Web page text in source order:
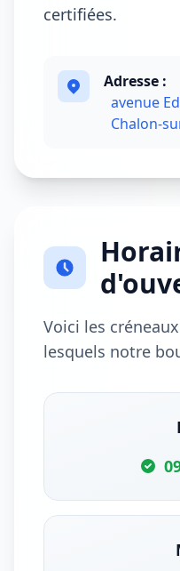
certifiées.
Adresse :
avenue
Chalon-
Voici les
lesquels notre